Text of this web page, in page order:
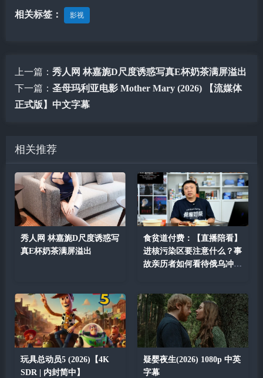
相关标签： 影视
上一篇： 秀人网 林嘉旎D尺度诱惑写真E杯奶茶满屏溢出
下一篇： 圣母玛利亚电影 Mother Mary (2026) 【流媒体
正式版】中文字幕
相关推荐
秀人网 林嘉旎D尺度诱惑写
真E杯奶茶满屏溢出
食贫道付费：【直播陪看】
进核污染区要注意什么？事
故亲历者如何看待俄乌冲
玩具总动员5 (2026)【4K
SDR | 内封简中】
疑婴夜生(2026) 1080p 中英
字幕